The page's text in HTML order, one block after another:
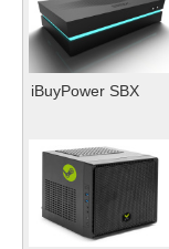
iBuyPower SBX